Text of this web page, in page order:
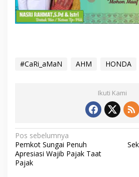
#CaRi_aMaN AHM HONDA
Ikuti Kami
N
a
v
Pos sebelumnya
Pemkot Sungai Penuh
Apresiasi Wajib Pajak Taat
Pajak